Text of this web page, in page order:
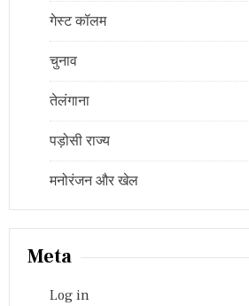
गेस्ट कॉलम
चुनाव
तेलंगाना
पड़ोसी राज्य
मनोरंजन और खेल
Meta
Log in